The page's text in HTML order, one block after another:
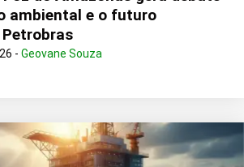
ambiental e o futuro
- Geovane Souza